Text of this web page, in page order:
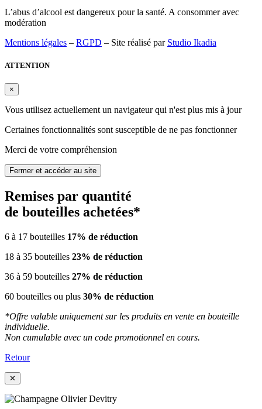
L’abus d’alcool est dangereux pour la santé. A consommer avec
modération
Mentions légales – RGPD – Site réalisé par Studio Ikadia
ATTENTION
×
Vous utilisez actuellement un navigateur qui n'est plus mis à jour
Certaines fonctionnalités sont susceptible de ne pas fonctionner
Merci de votre compréhension
Fermer et accéder au site
Remises par quantité
de bouteilles achetées*
6 à 17 bouteilles 17% de réduction
18 à 35 bouteilles 23% de réduction
36 à 59 bouteilles 27% de réduction
60 bouteilles ou plus 30% de réduction
*Offre valable uniquement sur les produits en vente en bouteille
individuelle.
Non cumulable avec un code promotionnel en cours.
Retour
✕